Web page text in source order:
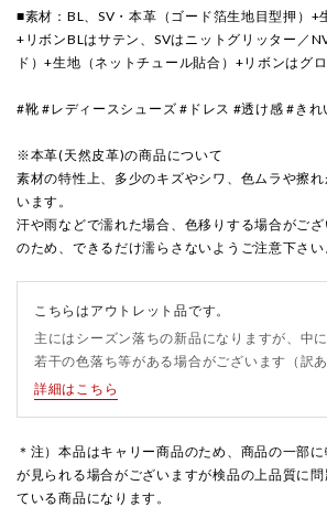
■素材：BL、SV・本革（ゴード箔生地目型押）+
+リボンBLはサテン、SVはニットグリッター／
ド）+生地（ネットチュール貼合）+リボンはグ
#靴 #レディースシューズ #ドレス #透け感 #きれ
※本革(天然皮革)の商品について
素材の特性上、多少のキズやシワ、色ムラや擦
います。
汗や雨などで濡れた場合、色移りする場合がご
のため、できるだけ濡らさないようご注意下さい
こちらはアウトレット品です。
主にはシーズン落ちの新品になりますが、中
若干の色落ち等がある場合がございます（訳あ
詳細はこちら
＊注）本品はキャリー商品のため、商品の一部
が見られる場合がございますが検品の上品質に
ている商品になります。